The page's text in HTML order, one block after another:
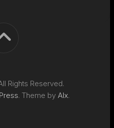
Rights Reserved.
. Theme by Alx.